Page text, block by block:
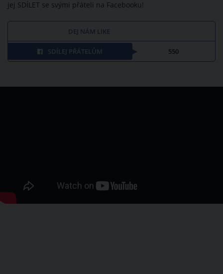
jej SDÍLET se svými přáteli na Facebooku!
DEJ NÁM LIKE
SDÍLEJ PŘÁTELŮM 550